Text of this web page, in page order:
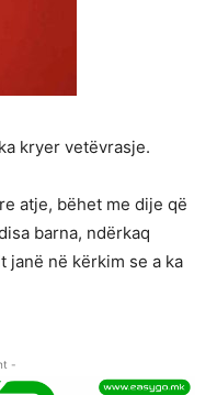
kryer vetëvrasje.
atje, bëhet me dije që
barna, ndërkaq
janë në kërkim se a ka
-